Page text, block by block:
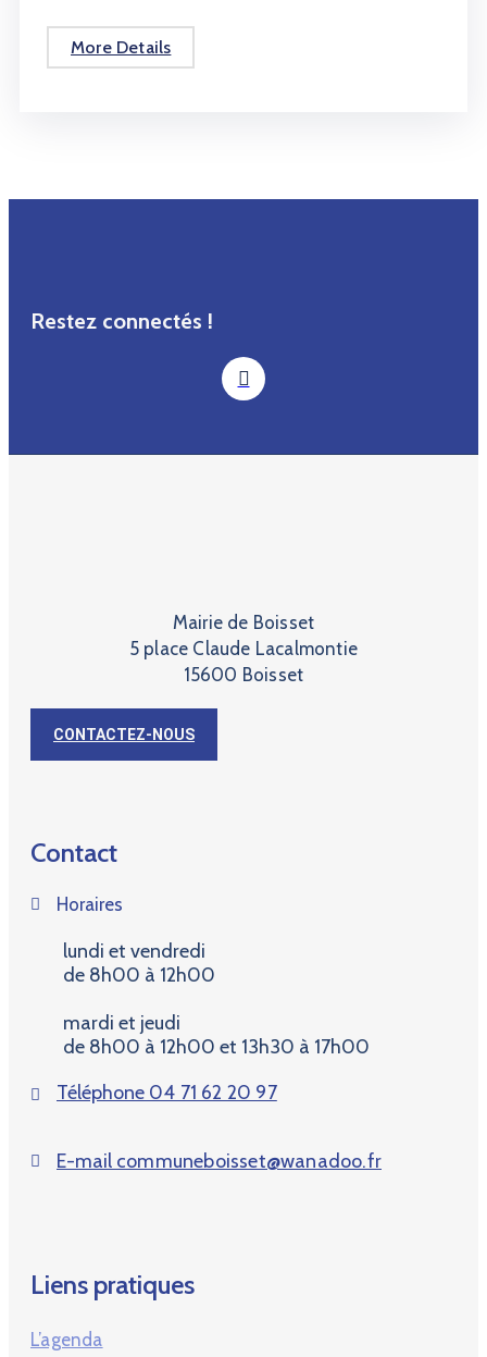
More Details
Restez connectés !
Mairie de Boisset
5 place Claude Lacalmontie
15600 Boisset
CONTACTEZ-NOUS
Contact
Horaires
lundi et vendredi
de 8h00 à 12h00
mardi et jeudi
de 8h00 à 12h00 et 13h30 à 17h00
Téléphone 04 71 62 20 97
E-mail communeboisset@wanadoo.fr
Liens pratiques
L’agenda